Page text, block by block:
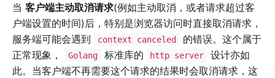
当 客户端主动取消请求(例如主动取消，或者请求超过客
户端设置的时间)后，特别是浏览器访问时直接取消请求，
服务端可能会遇到
context canceled
的错误。这个属于
正常现象，
Golang 标准库的 http server
设计亦如
此。当客户端不再需要这个请求的结果时会取消请求，这